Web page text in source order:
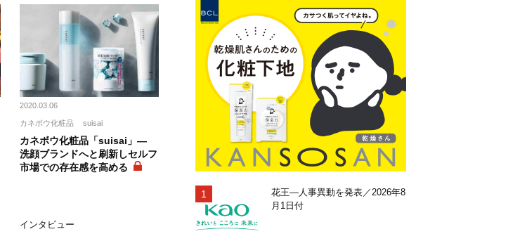
2020.03.06
カネボウ化粧品 suisai
カネボウ化粧品「suisai」―
洗顔ブランドへと刷新しセルフ
市場での存在感を高める
インタビュー
花王―人事異動を発表／2026年8
月1日付